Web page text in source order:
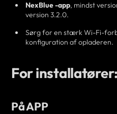
NexBlue-app, mindst
version 3.2.0.
Sørg for en stærk Wi-Fi-
konfiguration af opladeren.
For installatører:
På APP